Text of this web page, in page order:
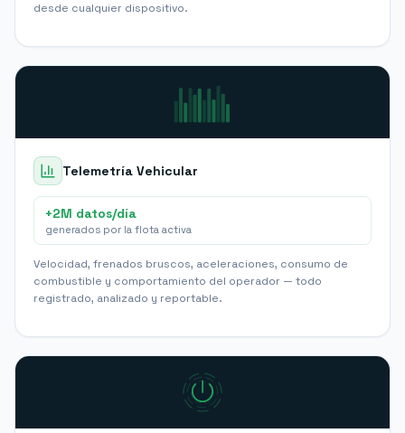
desde cualquier dispositivo.
Telemetría Vehicular
+2M datos/día
generados por la flota activa
Velocidad, frenados bruscos, aceleraciones, consumo de
combustible y comportamiento del operador — todo
registrado, analizado y reportable.